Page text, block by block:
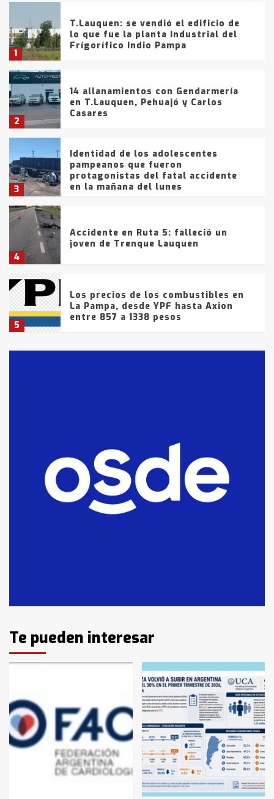
1
T.Lauquen: se vendió el edificio de
lo que fue la planta Industrial del
Frígorífico Indio Pampa
2
14 allanamientos con Gendarmería
en T.Lauquen, Pehuajó y Carlos
Casares
3
Identidad de los adolescentes
pampeanos que fueron
protagonistas del fatal accidente
en la mañana del lunes
4
Accidente en Ruta 5: falleció un
joven de Trenque Lauquen
5
Los precios de los combustibles en
La Pampa, desde YPF hasta Axion
entre 857 a 1338 pesos
fueron detenidos por
comercialización de drogas en la
tarde del sábado
T.Lauquen: se vendió el edificio de
lo que fue la planta Industrial del
3
Identidad de los adolescentes
pampeanos que fueron
en la mañana del lunes
4
Accidente en Ruta 5: falleció un
joven de Trenque Lauquen
Los precios de los combustibles en
La Pampa, desde YPF hasta Axion
entre 857 a 1338 pesos
Te pueden interesar